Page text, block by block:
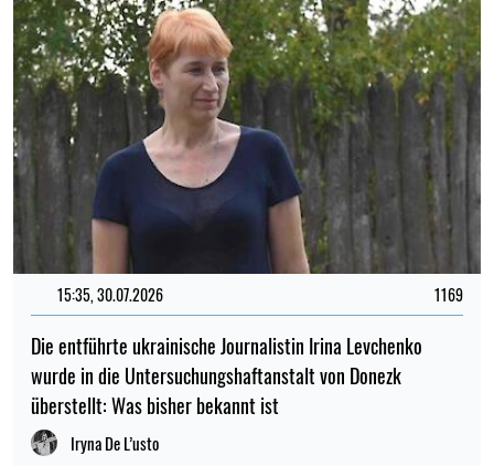
15:35, 30.07.2026 1169
Die entführte ukrainische Journalistin Irina Levchenko
wurde in die Untersuchungshaftanstalt von Donezk
überstellt: Was bisher bekannt ist
Iryna De L’usto